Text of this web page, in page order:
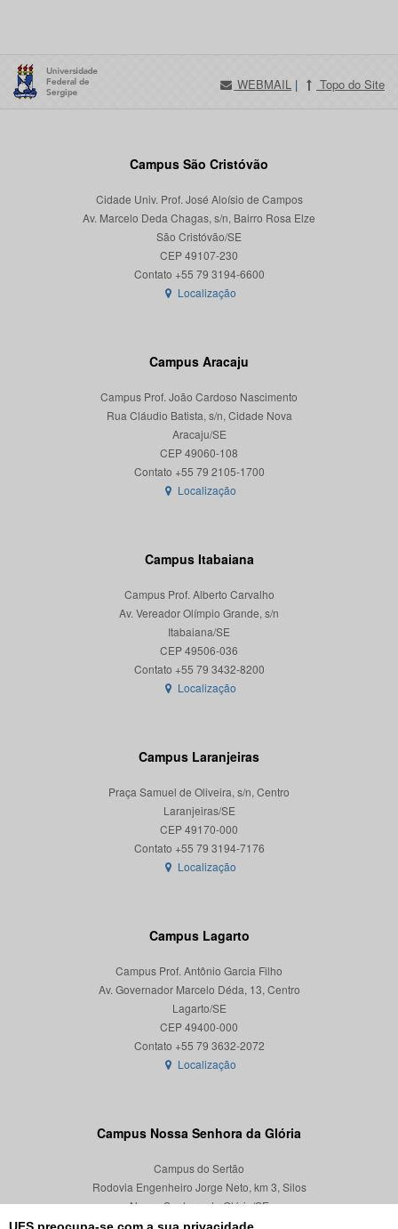
WEBMAIL | Topo do Site
Campus São Cristóvão
Cidade Univ. Prof. José Aloísio de Campos
Av. Marcelo Deda Chagas, s/n, Bairro Rosa Elze
São Cristóvão/SE
CEP 49107-230
Localização
Campus Aracaju
Campus Prof. João Cardoso Nascimento
Rua Cláudio Batista, s/n, Cidade Nova
Aracaju/SE
CEP 49060-108
Localização
Campus Itabaiana
Campus Prof. Alberto Carvalho
Av. Vereador Olímpio Grande, s/n
Itabaiana/SE
CEP 49506-036
Localização
Campus Laranjeiras
Praça Samuel de Oliveira, s/n, Centro
Laranjeiras/SE
CEP 49170-000
Localização
Campus Lagarto
Campus Prof. Antônio Garcia Filho
Av. Governador Marcelo Déda, 13, Centro
Lagarto/SE
CEP 49400-000
Localização
Campus Nossa Senhora da Glória
Campus do Sertão
Rodovia Engenheiro Jorge Neto, km 3, Silos
Nossa Senhora da Glória/SE
CEP 49680-000